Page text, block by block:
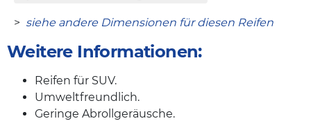
> siehe andere Dimensionen für diesen Reifen
Weitere Informationen:
Reifen für SUV.
Umweltfreundlich.
Geringe Abrollgeräusche.